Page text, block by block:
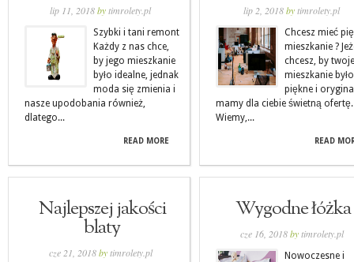
lip 11, 2018bytimrolety.pl
Szybki i tani remont
Każdy z nas chce,
by jego mieszkanie
było idealne, jednak
moda się zmienia i
nasze upodobania również,
dlatego...
READ MORE
lip 2, 2018bytimrolety.pl
Chcesz mieć
mieszkanie ?
chcesz, by twoje
mieszkanie było
piękne i
mamy dla ciebie świetną ofertę.
Wiemy,...
READ
Najlepszej jakości
blaty
cze 21, 2018by timrolety.pl
Wygodne łóżka
cze 16, 2018by timrolety.pl
Nowoczesne i